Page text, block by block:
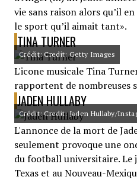
vie sans raison alors qu’il
le sport qu’il aimait tant».
TINA TURNER
Crédit: Credit: Getty Images
L'icone musicale Tina
rapportent de nombreuses
JADEN HULLABY
Crédit: Credit: Jaden Hullaby/
L'annonce de la mort de
seulement provoque une
du football universitaire. Le
Texas et au Nouveau-